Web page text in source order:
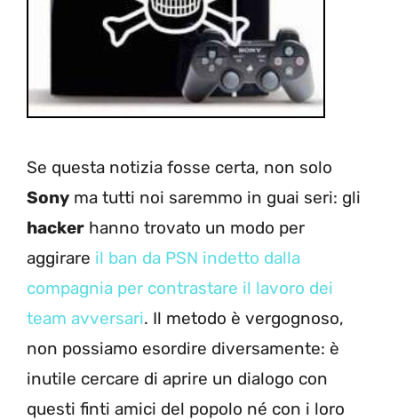
Se questa notizia fosse certa, non solo
Sony ma tutti noi saremmo in guai seri: gli
hacker hanno trovato un modo per
aggirare il ban da PSN indetto dalla
compagnia per contrastare il lavoro dei
team avversari. Il metodo è vergognoso,
non possiamo esordire diversamente: è
inutile cercare di aprire un dialogo con
questi finti amici del popolo né con i loro